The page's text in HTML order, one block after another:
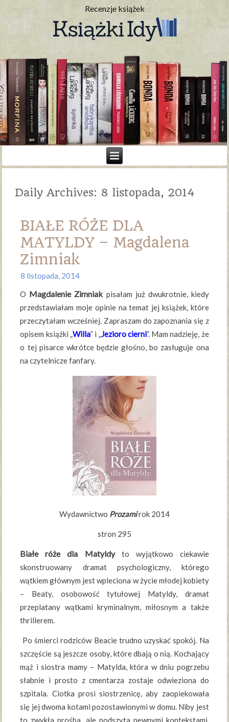
Recenzje książek
Daily Archives: 8 listopada, 2014
BIAŁE RÓŻE DLA
MATYLDY – Magdalena
Zimniak
8 listopada, 2014
O Magdalenie Zimniakpisałam już dwukrotnie, kiedy
przedstawiałam moje opinie na temat jej książek, które
przeczytałam wcześniej. Zapraszam do zapoznania się z
opisem książki „Willa” i „Jezioro cierni”. Mam nadzieję, że
o tej pisarce wkrótce będzie głośno, bo zasługuje ona
na czytelnicze fanfary.
Wydawnictwo Prozamirok 2014
stron 295
Białe róże dla Matyldyto wyjątkowo ciekawie
skonstruowany dramat psychologiczny, którego
wątkiem głównym jest wpleciona w życie młodej kobiety
– Beaty, osobowość tytułowej Matyldy, dramat
przeplatany wątkami kryminalnym, miłosnym a także
thrillerem.
Po śmierci rodziców Beacie trudno uzyskać spokój. Na
szczęście są jeszcze osoby, które dbają o nią. Kochający
mąż i siostra mamy – Matylda, która w dniu pogrzebu
słabnie i prosto z cmentarza zostaje odwieziona do
szpitala. Ciotka prosi siostrzenicę, aby zaopiekowała
się jej dwoma kotami pozostawionymi w domu. Niby jest
to zwykła prośba, ale podszyta pewnymi kontekstami.